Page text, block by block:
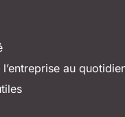
au